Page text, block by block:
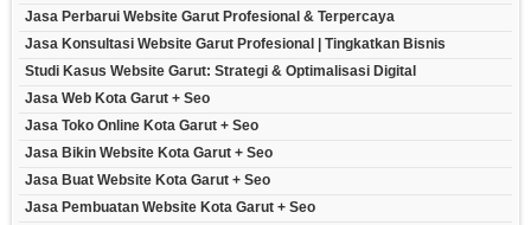
Jasa Perbarui Website Garut Profesional & Terpercaya
Jasa Konsultasi Website Garut Profesional | Tingkatkan Bisnis
Studi Kasus Website Garut: Strategi & Optimalisasi Digital
Jasa Web Kota Garut + Seo
Jasa Toko Online Kota Garut + Seo
Jasa Bikin Website Kota Garut + Seo
Jasa Buat Website Kota Garut + Seo
Jasa Pembuatan Website Kota Garut + Seo